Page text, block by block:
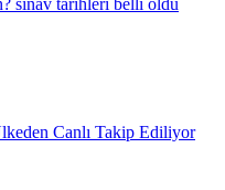
Canlı Takip Ediliyor